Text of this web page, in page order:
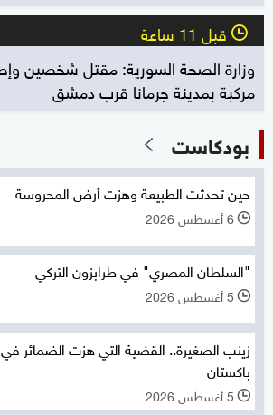
l قبل 11 ساعة
مركبة بمدينة جرمانا قرب دمشق
بودكاست
حين تحدثت الطبيعة وهزت أرض المحروسة
l 6 أغسطس 2026
"السلطان المصري" في طرابزون التركي
l 5 أغسطس 2026
زينب الصغيرة.. القضية التي هزت الضمائر في
باكستان
l 5 أغسطس 2026